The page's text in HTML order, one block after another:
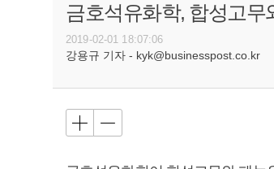
금호석유화학, 합성고무
2019-02-01 18:07:06
강용규 기자 - kyk@businesspost.co.kr